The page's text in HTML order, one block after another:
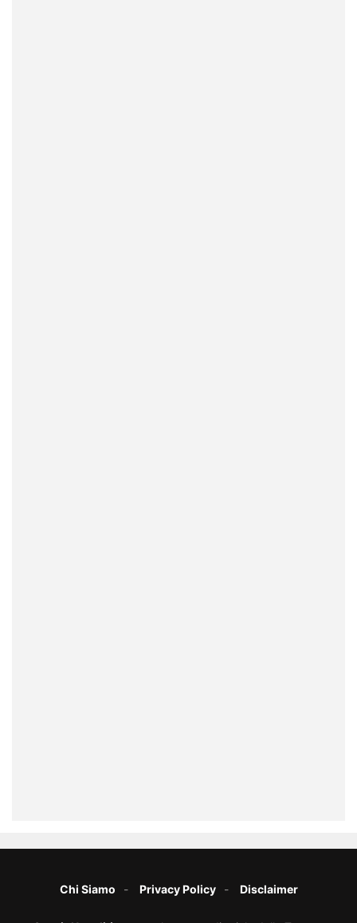
Chi Siamo Privacy Policy Disclaimer